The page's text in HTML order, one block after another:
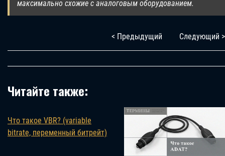
максимально схожие с аналоговым оборудованием.
< Предыдущий Следующий >
Читайте также:
Что такое VBR? (variable
bitrate, переменный битрейт)